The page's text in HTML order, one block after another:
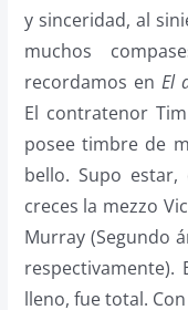
y sinceridad, al
muchos
recordamos en El
El contratenor
posee timbre de
bello. Supo
creces la mezzo
Murray (Segundo
lleno, fue total.